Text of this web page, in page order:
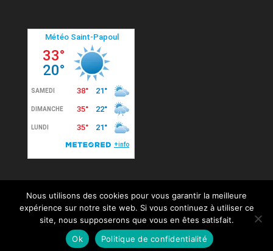
© 2020 Mairie de Saint-Papoul. Tous droits
réservés
Nous utilisons des cookies pour vous garantir la meilleure
expérience sur notre site web. Si vous continuez à utiliser ce
site, nous supposerons que vous en êtes satisfait.
Ok
Politique de confidentialité